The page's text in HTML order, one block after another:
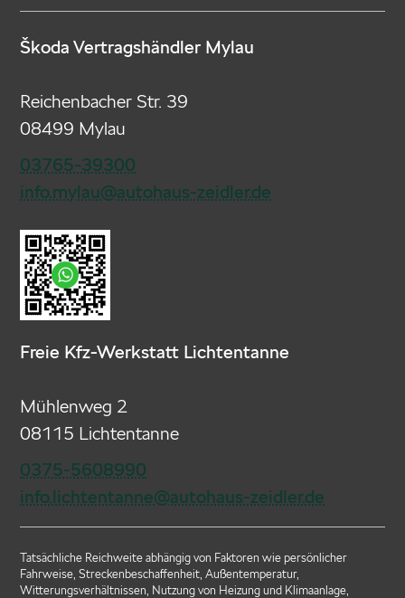
Škoda Vertragshändler Mylau
Reichenbacher Str. 39
08499 Mylau
03765-39300
info.mylau@autohaus-zeidler.de
Freie Kfz-Werkstatt Lichtentanne
Mühlenweg 2
08115 Lichtentanne
0375-5608990
info.lichtentanne@autohaus-zeidler.de
Tatsächliche Reichweite abhängig von Faktoren wie persönlicher
Fahrweise, Streckenbeschaffenheit, Außentemperatur,
Witterungsverhältnissen, Nutzung von Heizung und Klimaanlage,